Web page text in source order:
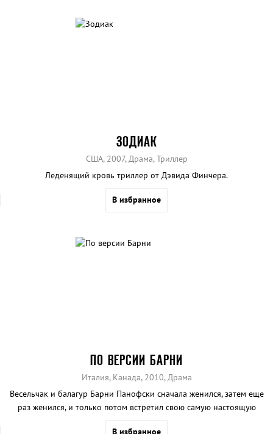
ЗОДИАК
США, 2007, Драма, Триллер
Леденящий кровь триллер от Дэвида Финчера.
В избранное
ПО ВЕРСИИ БАРНИ
Италия, Канада, 2010, Драма
Весельчак и балагур Барни Панофски сначала женился, затем еще
раз женился, и только потом встретил свою самую настоящую
В избранное